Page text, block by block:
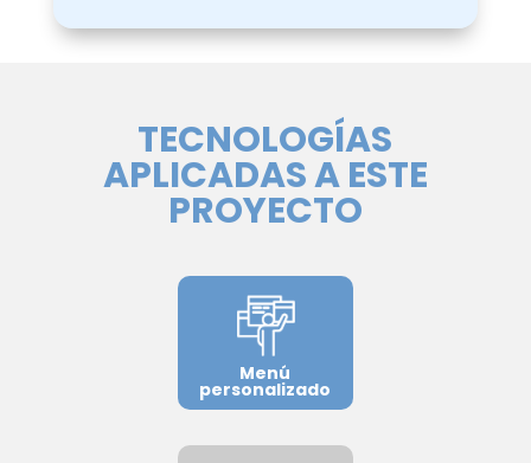
TECNOLOGÍAS
APLICADAS A ESTE
PROYECTO
Menú
personalizado